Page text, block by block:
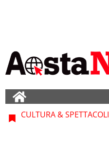
CULTURA & SPETTACOLI